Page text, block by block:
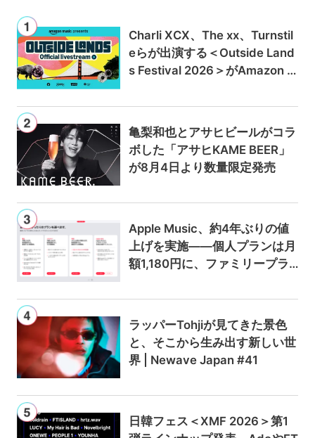
Charli XCX、The xx、Turnstil
eらが出演する＜Outside Land
s Festival 2026＞がAmazon M
ブ配信
亀梨和也とアサヒビールがコラ
ボした「アサヒKAME BEER」
が8月4日より数量限定発売
Apple Music、約4年ぶりの値
上げを実施——個人プランは月
額1,180円に、ファミリープラ
ラッパーTohjiが見てきた景色
と、そこから生み出す新しい世
界 | Newave Japan #41
日韓フェス＜XMF 2026＞第1